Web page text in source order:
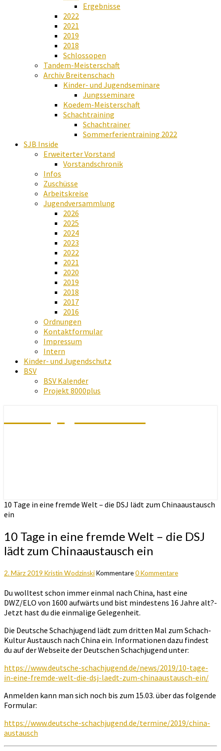
Ergebnisse
2022
2021
2019
2018
Schlossopen
Tandem-Meisterschaft
Archiv Breitenschach
Kinder- und Jugendseminare
Jungsseminare
Koedem-Meisterschaft
Schachtraining
Schachtrainer
Sommerferientraining 2022
SJB Inside
Erweiterter Vorstand
Vorstandschronik
Infos
Zuschüsse
Arbeitskreise
Jugendversammlung
2026
2025
2024
2023
2022
2021
2020
2019
2018
2017
2016
Ordnungen
Kontaktformular
Impressum
Intern
Kinder- und Jugendschutz
BSV
BSV Kalender
Projekt 8000plus
10 Tage in eine fremde Welt – die DSJ lädt zum Chinaaustausch
ein
10 Tage in eine fremde Welt – die DSJ
lädt zum Chinaaustausch ein
2. März 2019 Kristin WodzinskiKommentare0 Kommentare
Du wolltest schon immer einmal nach China, hast eine
DWZ/ELO von 1600 aufwärts und bist mindestens 16 Jahre alt?-
Jetzt hast du die einmalige Gelegenheit.
Die Deutsche Schachjugend lädt zum dritten Mal zum Schach-
Kultur Austausch nach China ein. Informationen dazu findest
du auf der Webseite der Deutschen Schachjugend unter:
https://www.deutsche-schachjugend.de/news/2019/10-tage-
in-eine-fremde-welt-die-dsj-laedt-zum-chinaaustausch-ein/
Anmelden kann man sich noch bis zum 15.03. über das folgende
Formular:
https://www.deutsche-schachjugend.de/termine/2019/china-
austausch